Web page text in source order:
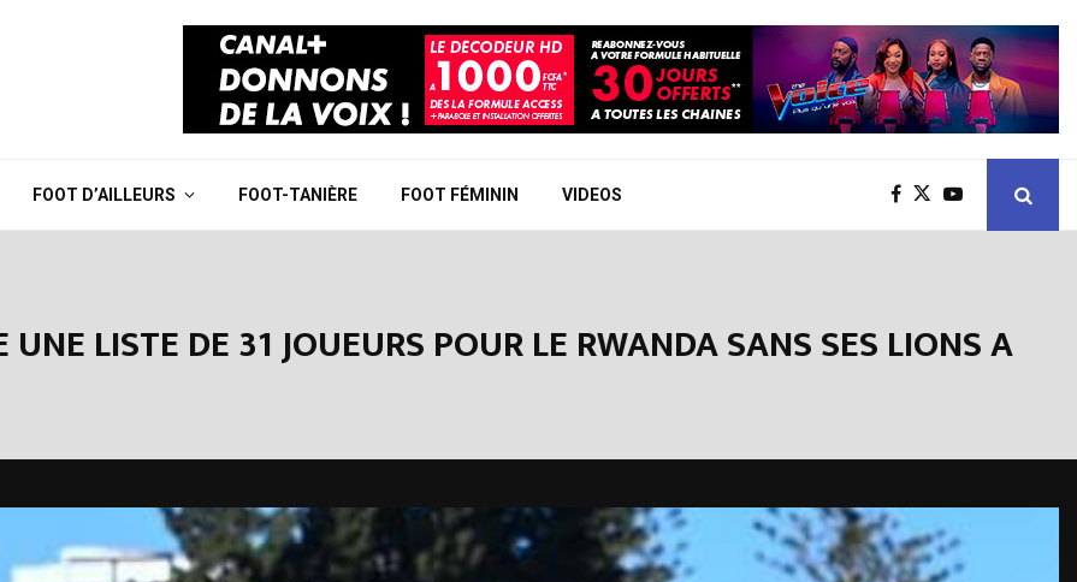
FOOT D’AILLEURS FOOT-TANIÈRE FOOT FÉMININ VIDEOS
LISTE DE 31 JOUEURS POUR LE RWANDA SANS SES LIONS A